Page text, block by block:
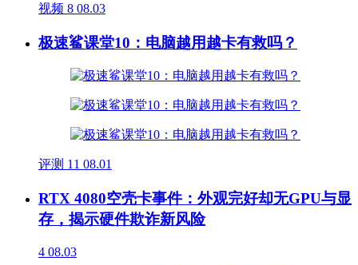
视频 8 08.03
极速鲨课堂10：电脑越用越卡有救吗？
评测 11 08.01
RTX 4080空壳卡事件：外观完好却无GPU与显
存，揭示硬件欺诈新风险
4 08.03